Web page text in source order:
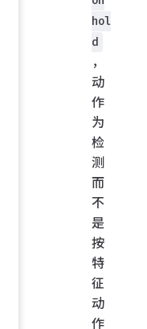
hol
d
，
动
作
为
检
测
而
不
是
按
特
征
动
作